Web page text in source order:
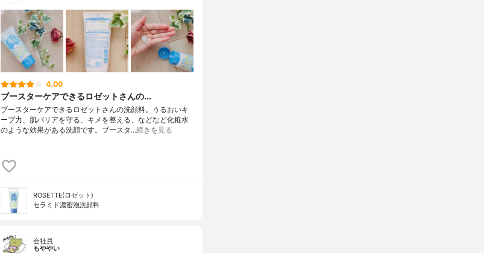
4.00
ブースターケアできるロゼットさんの...
ブースターケアできるロゼットさんの洗顔料。うるおいキ
ープ力、肌バリアを守る、キメを整える、などなど化粧水
のような効果がある洗顔です。ブースタ…続きを見る
ROSETTE(ロゼット)
セラミド濃密泡洗顔料
会社員
もややい